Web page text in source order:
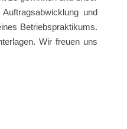
und
Betriebspraktikums.
Wir freuen uns